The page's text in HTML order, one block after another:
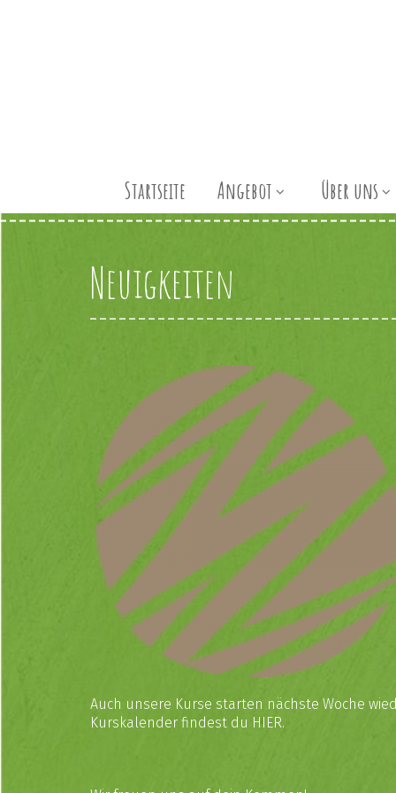
Startseite Angebot Über uns
Neuigkeiten
Auch unsere Kurse starten nächste Woche
Kurskalender findest du HIER.